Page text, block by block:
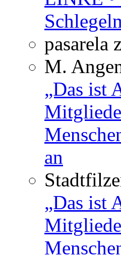
pasarela
M.
„Das ist
an
„Das ist